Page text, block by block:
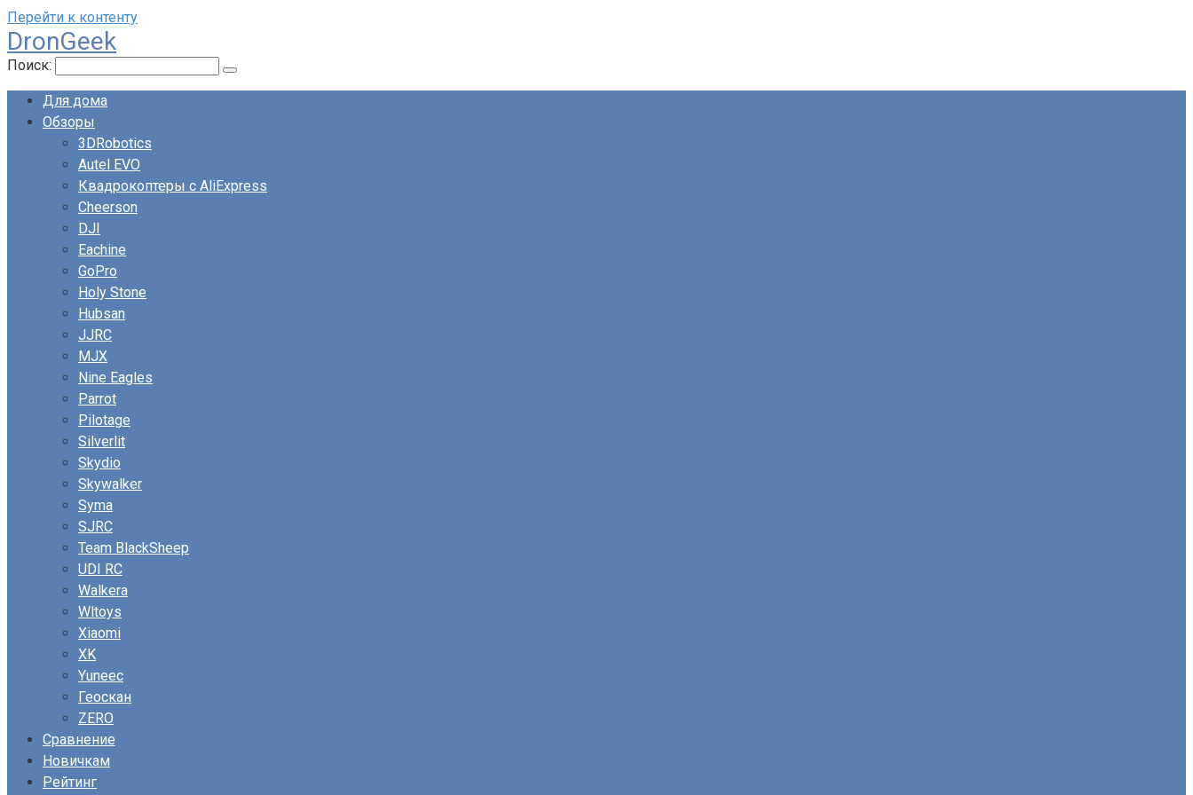
Перейти к контенту
DronGeek
Поиск:
Для дома
Обзоры
3DRobotics
Autel EVO
Квадрокоптеры с AliExpress
Cheerson
DJI
Eachine
GoPro
Holy Stone
Hubsan
JJRC
MJX
Nine Eagles
Parrot
Pilotage
Silverlit
Skydio
Skywalker
Syma
SJRC
Team BlackSheep
UDI RC
Walkera
Wltoys
Xiaomi
XK
Yuneec
Геоскан
ZERO
Сравнение
Новичкам
Рейтинг